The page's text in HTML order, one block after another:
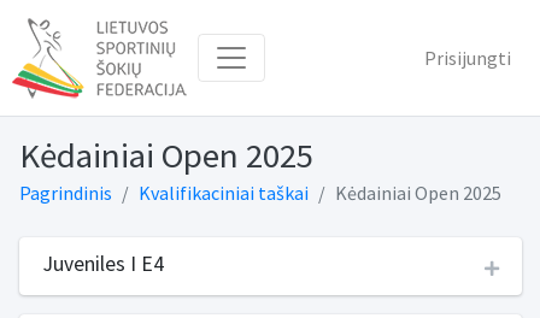
Prisijungti
Kėdainiai Open 2025
Pagrindinis Kvalifikaciniai taškai Kėdainiai Open 2025
Juveniles I E4